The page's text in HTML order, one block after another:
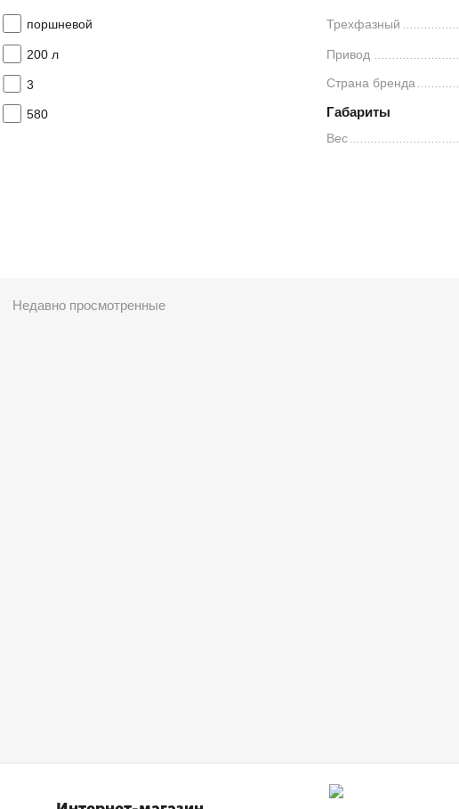
поршневой
200 л
3
580
Трехфазный
Привод
Страна бренда
Габариты
Вес
Недавно просмотренные